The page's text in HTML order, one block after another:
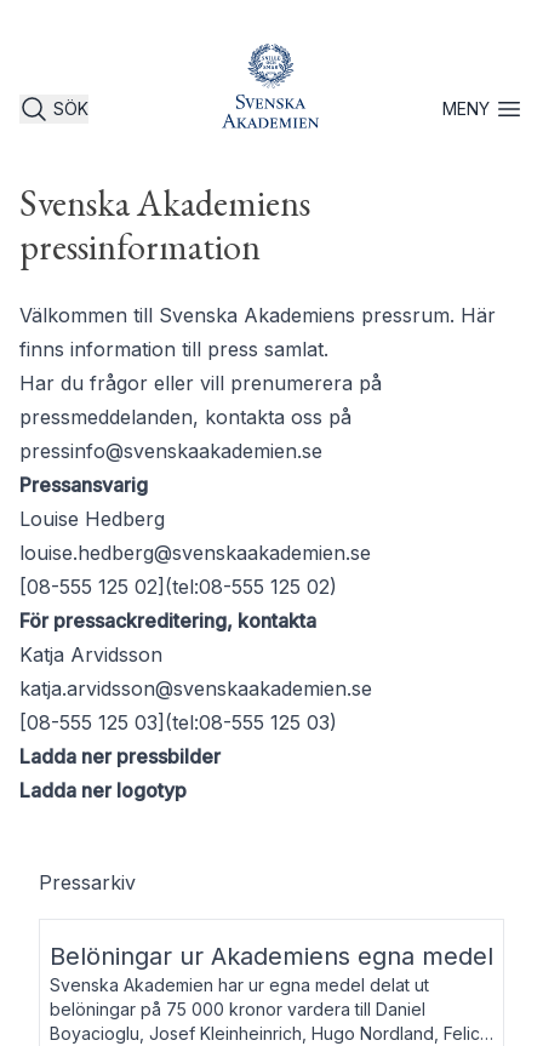
SÖK MENYÖppna
Svenska Akademiens
pressinformation
Välkommen till Svenska Akademiens pressrum. Här
finns information till press samlat.
Har du frågor eller vill prenumerera på
pressmeddelanden, kontakta oss på
pressinfo@svenskaakademien.se
Pressansvarig
Louise Hedberg
louise.hedberg@svenskaakademien.se
[08-555 125 02](tel:08-555 125 02)
För pressackreditering, kontakta
Katja Arvidsson
katja.arvidsson@svenskaakademien.se
[08-555 125 03](tel:08-555 125 03)
Ladda ner pressbilder
Ladda ner logotyp
Pressarkiv
Belöningar ur Akademiens egna medel
Svenska Akademien har ur egna medel delat ut
belöningar på 75 000 kronor vardera till Daniel
Boyacioglu, Josef Kleinheinrich, Hugo Nordland, Felicia